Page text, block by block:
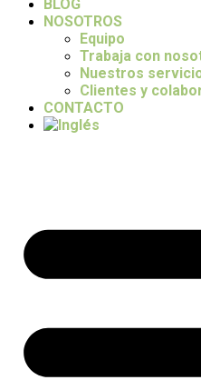
BLOG
NOSOTROS
Equipo
Trabaja con
Nuestros
Clientes y
CONTACTO